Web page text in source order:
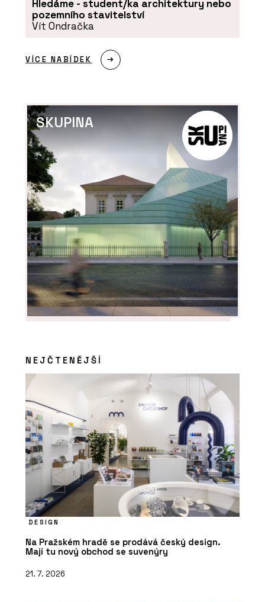
PRODUKTY
Mechové stěny a obrazy - Jungle
Interiors
Hledáme - student/ka architektury nebo
pozemního stavitelství
Vít Ondračka
VÍCE NABÍDEK
SKUPINA
NEJČTENĚJŠÍ
DESIGN
Na Pražském hradě se prodává český design.
Mají tu nový obchod se suvenýry
21. 7. 2026